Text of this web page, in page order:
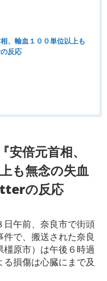
、輸血１００単位以上も
反応
安倍元首相、
も無念の失血
の反応
日午前、奈良市で街頭
で、搬送された奈良
原市）は午後６時過
損傷は心臓にまで及